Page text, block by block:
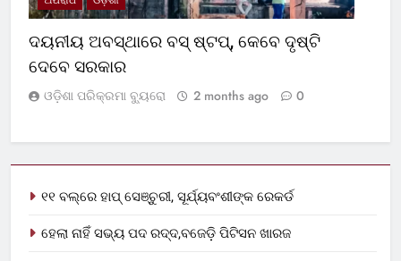
ଦୟନୀୟ ଅବସ୍ଥାରେ ବସ୍‌ ଷ୍ଟପ୍‌, କେବେ ଦୃଷ୍ଟି
ଦେବେ ସରକାର
ଓଡ଼ିଶା ପରିକ୍ରମା ବ୍ୟୁରୋ 2 months ago 0
୧୧ ବଲ୍‌ରେ ହାପ୍ ସେଞ୍ଚୁରୀ, ସୂର୍ଯ୍ୟବଂଶୀଙ୍କ ରେକର୍ଡ
ହେଲା ନାହିଁ ସଭ୍ୟ ପଦ ରଦ୍ଦ,ବଜେଡ଼ି ପିଟିସନ ଖାରଜ